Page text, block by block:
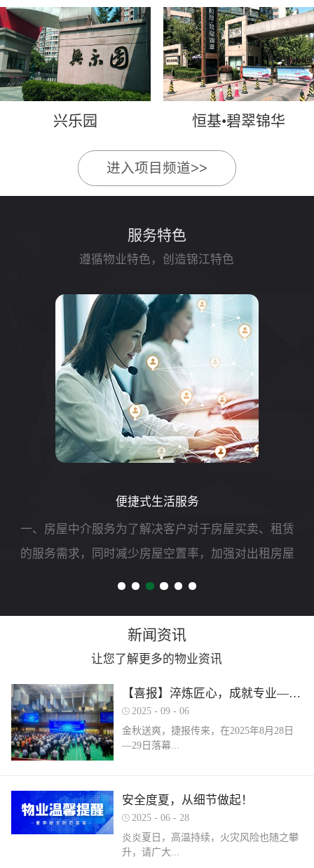
兴乐园 恒基•碧翠锦华
进入项目频道>>
服务特色
遵循物业特色，创造锦江特色
便捷式生活服务
一、房屋中介服务为了解决客户对于房屋买卖、租赁
的服务需求，同时减少房屋空置率，加强对出租房屋
自助洗车服务随着...
新闻资讯
让您了解更多的物业资讯
【喜报】淬炼匠心，成就专业——西安锦江物业在“锦天物业杯”技能竞赛中斩获佳绩
2025 - 09 - 06
金秋送爽，捷报传来，在2025年8月28日
—29日落幕...
业职业技能竞赛中， 西安锦江物业服务有
限公司的选手们表现卓越，凭借扎实的理
论知识、精湛的操作技能和临危不乱的现
场发挥，在物业管理师、电工、消防设施
安全度夏，从细节做起！
2025 - 06 - 28
炎炎夏日，高温持续，火灾风险也随之攀
升，请广大...